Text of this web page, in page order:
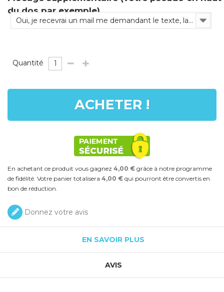
du dos par exemple)
Oui, je recevrai un mail me demandant le texte, la couleur etc.
Quantité
ACHETER !
En achetant ce produit vous gagnez 4,00 € grâce à notre programme
de fidélité. Votre panier totalisera 4,00 € qui pourront être convertis en
bon de réduction.
Donnez votre avis
EN SAVOIR PLUS
AVIS